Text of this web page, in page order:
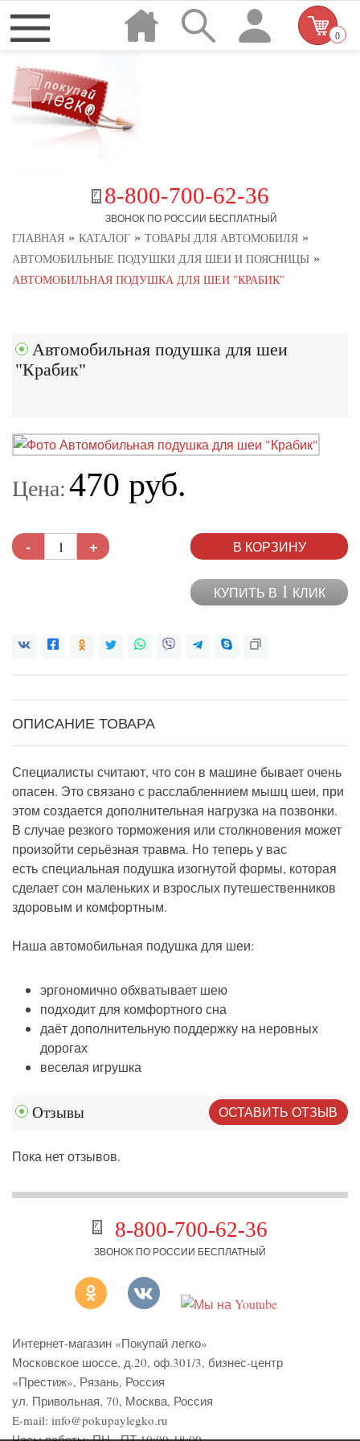
8-800-700-62-36
ЗВОНОК ПО РОССИИ БЕСПЛАТНЫЙ
0
ГЛАВНАЯ » КАТАЛОГ » ТОВАРЫ ДЛЯ АВТОМОБИЛЯ »
АВТОМОБИЛЬНЫЕ ПОДУШКИ ДЛЯ ШЕИ И ПОЯСНИЦЫ »
АВТОМОБИЛЬНАЯ ПОДУШКА ДЛЯ ШЕИ "КРАБИК"
Автомобильная подушка для шеи
"Крабик"
Цена:470 руб.
- + В КОРЗИНУ
КУПИТЬ В 1 КЛИК
ОПИСАНИЕ ТОВАРА
Специалисты считают, что сон в машине бывает очень
опасен. Это связано с расслабленнием мышц шеи, при
этом создается дополнительная нагрузка на позвонки.
В случае резкого торможения или столкновения может
произойти серьёзная травма. Но теперь у вас
есть специальная подушка изогнутой формы, которая
сделает сон маленьких и взрослых путешественников
здоровым и комфортным.
Наша автомобильная подушка для шеи:
эргономично обхватывает шею
подходит для комфортного сна
даёт дополнительную поддержку на неровных
дорогах
веселая игрушка
Отзывы ОСТАВИТЬ ОТЗЫВ
Пока нет отзывов.
8-800-700-62-36
ЗВОНОК ПО РОССИИ БЕСПЛАТНЫЙ
Интернет-магазин «Покупай легко»
Московское шоссе, д.20, оф.301/3, бизнес-центр
«Престиж», Рязань, Россия
ул. Привольная, 70, Москва, Россия
E-mail: info@pokupaylegko.ru